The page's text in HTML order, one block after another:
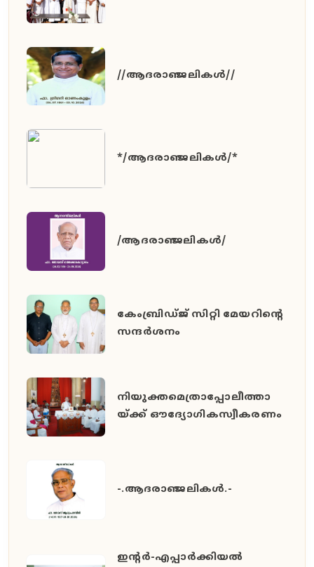
//ആദരാഞ്ജലികൾ//
*/ആദരാഞ്ജലികൾ/*
/ആദരാഞ്ജലികൾ/
കേംബ്രിഡ്ജ് സിറ്റി മേയറിൻ്റെ
സന്ദർശനം
നിയുക്തമെത്രാപ്പോലീത്താ
യ്ക്ക് ഔദ്യോഗികസ്വീകരണം
-.ആദരാഞ്ജലികൾ.-
ഇൻ്റർ-എപ്പാർക്കിയൽ